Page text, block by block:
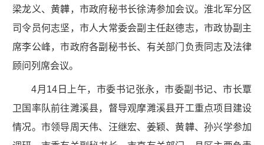
梁龙义、黄韡，市政府秘书长徐涛参加会议。淮北军分区
司令员何志坚，市人大常委会副主任赵德志，市政协副主
席李公峰，市政府各副秘书长、有关部门负责同志及法律
顾问列席会议。
4月14日上午，市委书记张永，市委副书记、市长覃
卫国率队前往濉溪县，督导观摩濉溪县开工重点项目建设
情况。市领导周天伟、汪继宏、姜颖、黄韡、孙兴学参加